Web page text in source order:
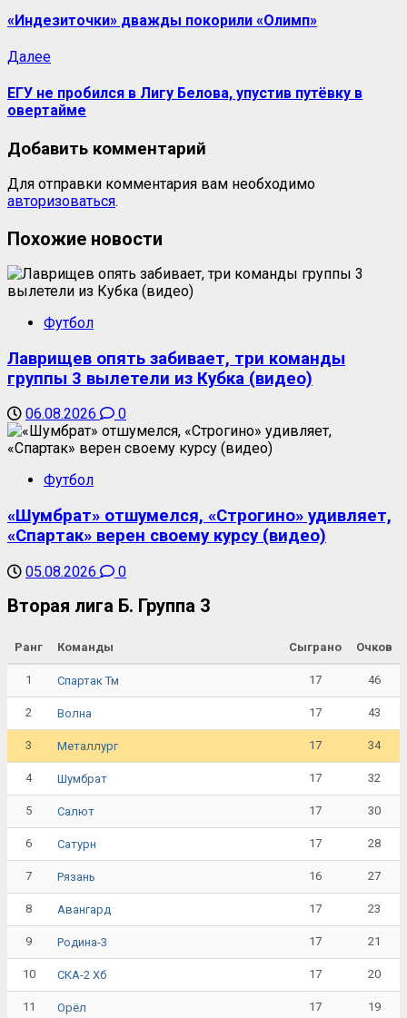
«Индезиточки» дважды покорили «Олимп»
Далее
ЕГУ не пробился в Лигу Белова, упустив путёвку в
овертайме
Добавить комментарий
Для отправки комментария вам необходимо
авторизоваться.
Похожие новости
Футбол
Лаврищев опять забивает, три команды
группы 3 вылетели из Кубка (видео)
06.08.2026 0
Футбол
«Шумбрат» отшумелся, «Строгино» удивляет,
«Спартак» верен своему курсу (видео)
05.08.2026 0
Вторая лига Б. Группа 3
Ранг Команды Сыграно Очков
1 Спартак Тм 17 46
2 Волна 17 43
3 Металлург 17 34
4 Шумбрат 17 32
5 Салют 17 30
6 Сатурн 17 28
7 Рязань 16 27
8 Авангард 17 23
9 Родина-3 17 21
10 СКА-2 Хб 17 20
11 Орёл 17 19